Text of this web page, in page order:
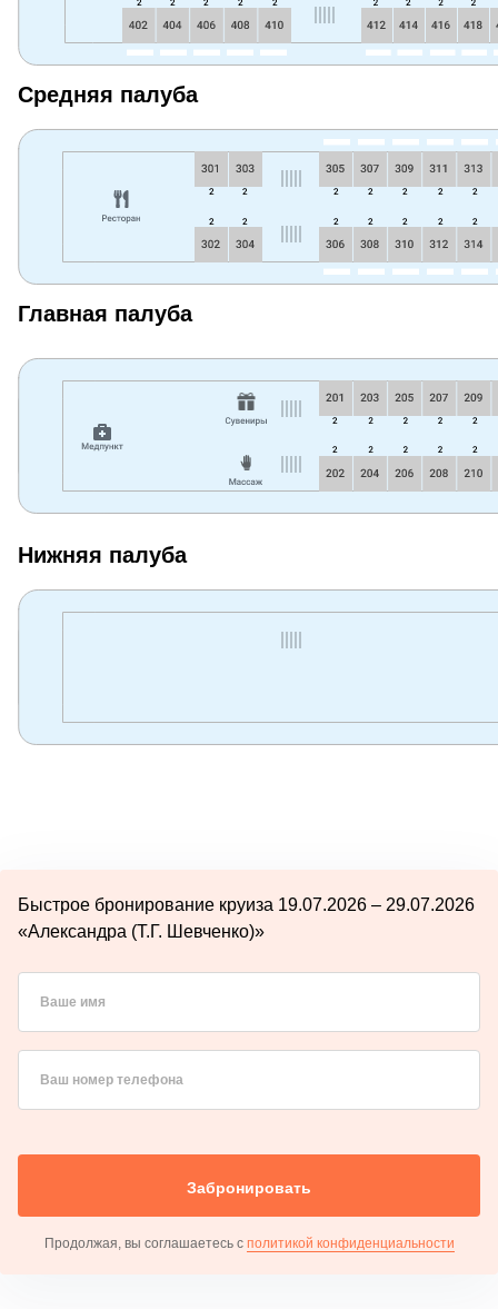
Средняя палуба
Главная палуба
Нижняя палуба
Быстрое бронирование круиза 19.07.2026 – 29.07.2026
«Александра (Т.Г. Шевченко)»
Ваше имя
Ваш номер телефона
Забронировать
Продолжая, вы соглашаетесь с политикой конфиденциальности